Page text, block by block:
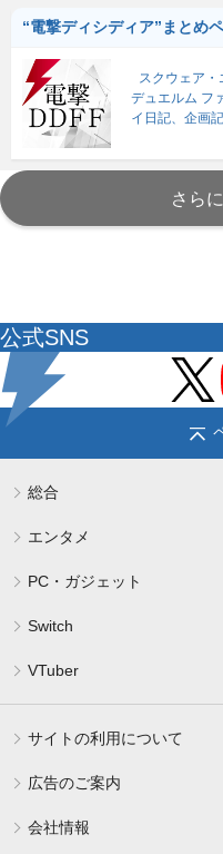
“電撃ディシディア”まとめ
スクウェア
デュエルム フ
イ日記、企画
さら
公式SNS
総合
エンタメ
PC・ガジェット
Switch
VTuber
サイトの利用について
広告のご案内
会社情報